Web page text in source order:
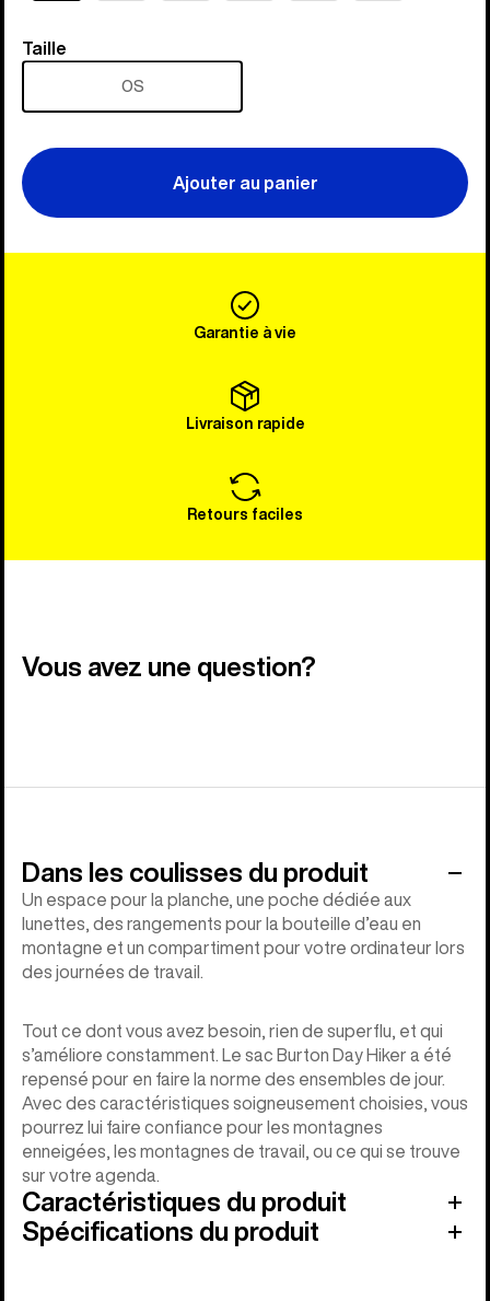
Taille
Taille
OS
Ajouter au panier
Garantie à vie
Livraison rapide
Retours faciles
Vous avez une question?
Dans les coulisses du produit
Un espace pour la planche, une poche dédiée aux
lunettes, des rangements pour la bouteille d’eau en
montagne et un compartiment pour votre ordinateur lors
des journées de travail.
Tout ce dont vous avez besoin, rien de superflu, et qui
s’améliore constamment. Le sac Burton Day Hiker a été
repensé pour en faire la norme des ensembles de jour.
Avec des caractéristiques soigneusement choisies, vous
pourrez lui faire confiance pour les montagnes
enneigées, les montagnes de travail, ou ce qui se trouve
sur votre agenda.
Caractéristiques du produit
Spécifications du produit